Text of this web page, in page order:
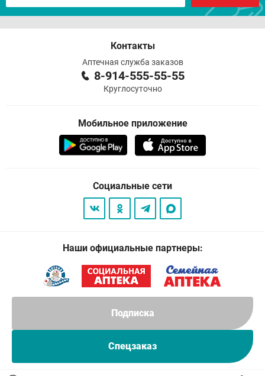
Подписка
Спецзаказ
Контакты
Аптечная служба заказов
8-914-555-55-55
Круглосуточно
Мобильное приложение
Социальные сети
Наши официальные партнеры: